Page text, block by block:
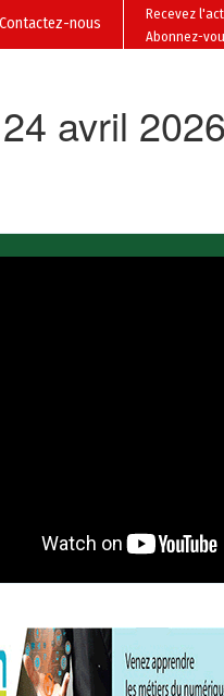
Recevez
Abonnez-
Contactez-nous
avril 2026